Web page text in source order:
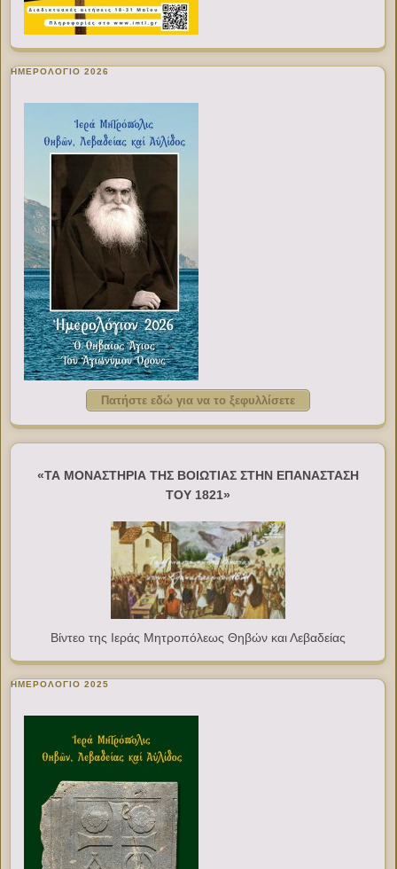
ΗΜΕΡΟΛΟΓΙΟ 2026
Πατήστε εδώ για να το ξεφυλλίσετε
«ΤΑ ΜΟΝΑΣΤΗΡΙΑ ΤΗΣ ΒΟΙΩΤΙΑΣ ΣΤΗΝ ΕΠΑΝΑΣΤΑΣΗ
ΤΟΥ 1821»
Βίντεο της Ιεράς Μητροπόλεως Θηβών και Λεβαδείας
ΗΜΕΡΟΛΟΓΙΟ 2025